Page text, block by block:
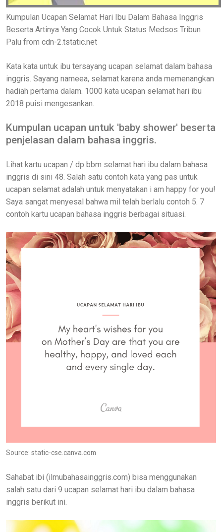
Kumpulan Ucapan Selamat Hari Ibu Dalam Bahasa Inggris
Beserta Artinya Yang Cocok Untuk Status Medsos Tribun
Palu from cdn-2.tstatic.net
Kata kata untuk ibu tersayang ucapan selamat dalam bahasa
inggris. Sayang nameea, selamat karena anda memenangkan
hadiah pertama dalam. 1000 kata ucapan selamat hari ibu
2018 puisi mengesankan.
Kumpulan ucapan untuk 'baby shower' beserta
penjelasan dalam bahasa inggris.
Lihat kartu ucapan / dp bbm selamat hari ibu dalam bahasa
inggris di sini 48. Salah satu contoh kata yang pas untuk
ucapan selamat adalah untuk menyatakan i am happy for you!
Saya sangat menyesal bahwa mil telah berlalu contoh 5. 7
contoh kartu ucapan bahasa inggris berbagai situasi.
Source: static-cse.canva.com
Sahabat ibi (ilmubahasainggris.com) bisa menggunakan
salah satu dari 9 ucapan selamat hari ibu dalam bahasa
inggris berikut ini.